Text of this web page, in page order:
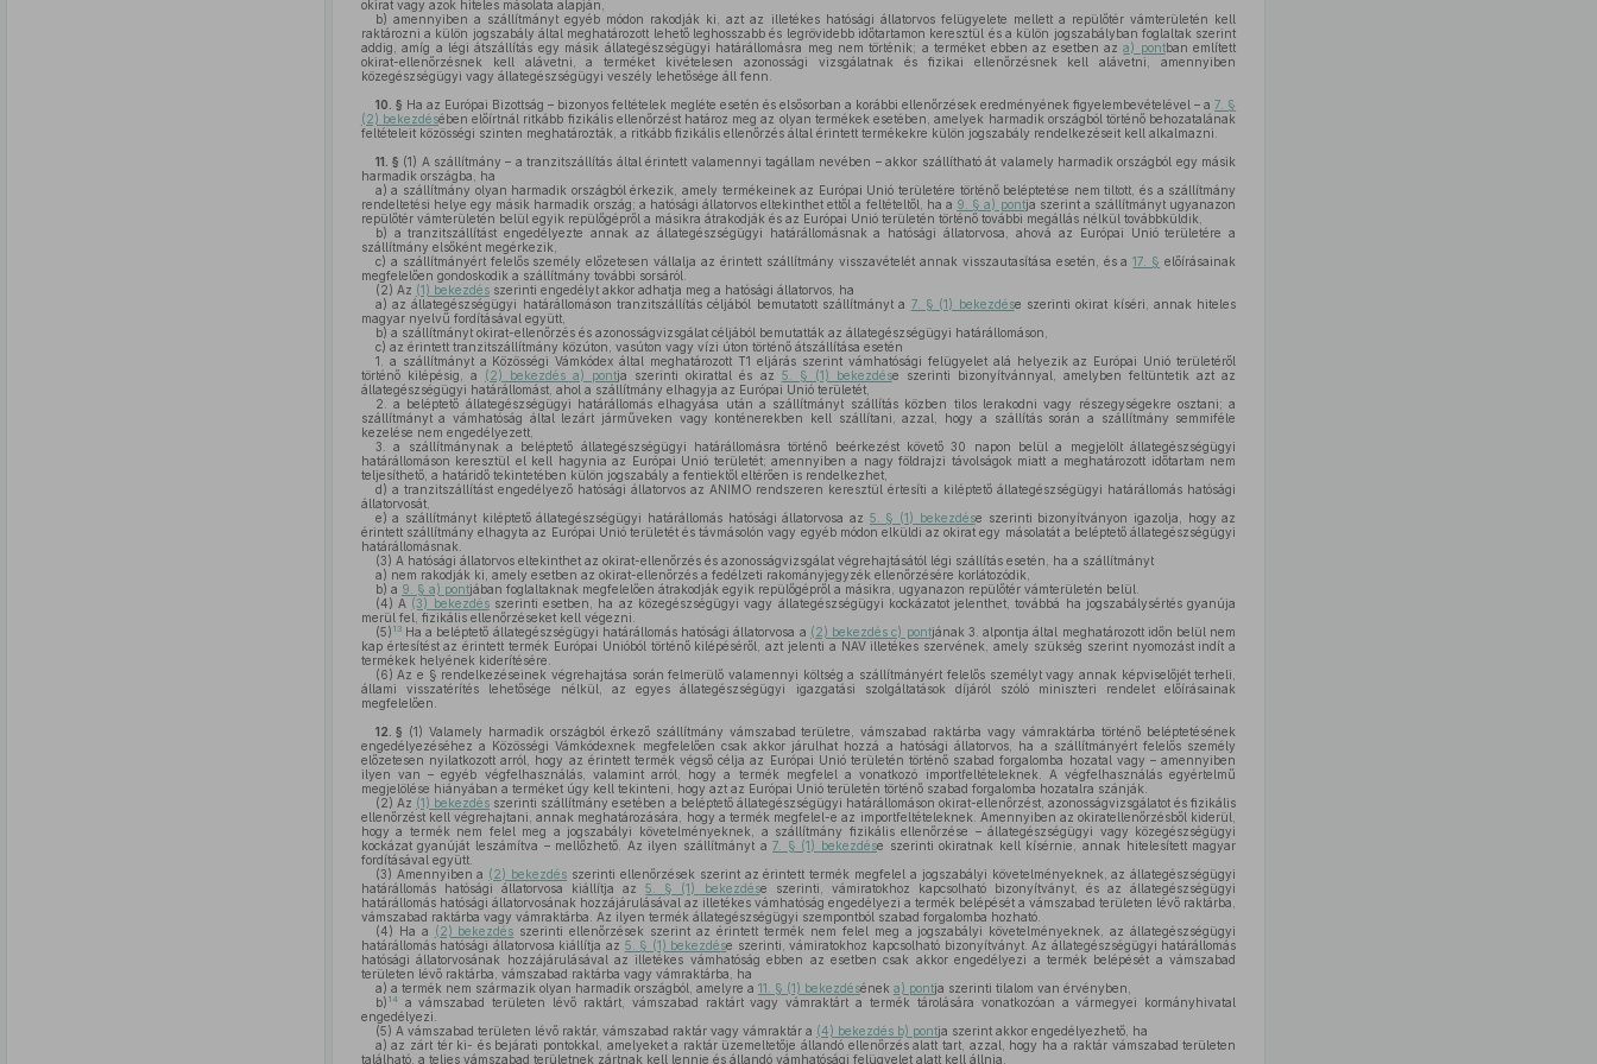
okirat vagy azok hiteles másolata alapján,
b) amennyiben a szállítmányt egyéb módon rakodják ki, azt az illetékes hatósági állatorvos felügyelete mellett a repülőtér vámterületén kell
raktározni a külön jogszabály által meghatározott lehető leghosszabb és legrövidebb időtartamon keresztül és a külön jogszabályban foglaltak szerint
addig, amíg a légi átszállítás egy másik állategészségügyi határállomásra meg nem történik; a terméket ebben az esetben aza) pontban említett
okirat-ellenőrzésnek kell alávetni, a terméket kivételesen azonossági vizsgálatnak és fizikai ellenőrzésnek kell alávetni, amennyiben
közegészségügyi vagy állategészségügyi veszély lehetősége áll fenn.
10. § Ha az Európai Bizottság – bizonyos feltételek megléte esetén és elsősorban a korábbi ellenőrzések eredményének figyelembevételével – a7. §
(2) bekezdésében előírtnál ritkább fizikális ellenőrzést határoz meg az olyan termékek esetében, amelyek harmadik országból történő behozatalának
feltételeit közösségi szinten meghatározták, a ritkább fizikális ellenőrzés által érintett termékekre külön jogszabály rendelkezéseit kell alkalmazni.
11. § (1) A szállítmány – a tranzitszállítás által érintett valamennyi tagállam nevében – akkor szállítható át valamely harmadik országból egy másik
harmadik országba, ha
a) a szállítmány olyan harmadik országból érkezik, amely termékeinek az Európai Unió területére történő beléptetése nem tiltott, és a szállítmány
rendeltetési helye egy másik harmadik ország; a hatósági állatorvos eltekinthet ettől a feltételtől, ha a 9. § a) pontja szerint a szállítmányt ugyanazon
repülőtér vámterületén belül egyik repülőgépről a másikra átrakodják és az Európai Unió területén történő további megállás nélkül továbbküldik,
b) a tranzitszállítást engedélyezte annak az állategészségügyi határállomásnak a hatósági állatorvosa, ahová az Európai Unió területére a
szállítmány elsőként megérkezik,
c) a szállítmányért felelős személy előzetesen vállalja az érintett szállítmány visszavételét annak visszautasítása esetén, és a17. § előírásainak
megfelelően gondoskodik a szállítmány további sorsáról.
(2) Az (1) bekezdésszerinti engedélyt akkor adhatja meg a hatósági állatorvos, ha
a) az állategészségügyi határállomáson tranzitszállítás céljából bemutatott szállítmányt a 7. § (1) bekezdése szerinti okirat kíséri, annak hiteles
magyar nyelvű fordításával együtt,
b) a szállítmányt okirat-ellenőrzés és azonosságvizsgálat céljából bemutatták az állategészségügyi határállomáson,
c) az érintett tranzitszállítmány közúton, vasúton vagy vízi úton történő átszállítása esetén
1. a szállítmányt a Közösségi Vámkódex által meghatározott T1 eljárás szerint vámhatósági felügyelet alá helyezik az Európai Unió területéről
történő kilépésig, a (2) bekezdés a) pontja szerinti okirattal és az 5. § (1) bekezdése szerinti bizonyítvánnyal, amelyben feltüntetik azt az
állategészségügyi határállomást, ahol a szállítmány elhagyja az Európai Unió területét,
2. a beléptető állategészségügyi határállomás elhagyása után a szállítmányt szállítás közben tilos lerakodni vagy részegységekre osztani; a
szállítmányt a vámhatóság által lezárt járműveken vagy konténerekben kell szállítani, azzal, hogy a szállítás során a szállítmány semmiféle
kezelése nem engedélyezett,
3. a szállítmánynak a beléptető állategészségügyi határállomásra történő beérkezést követő 30 napon belül a megjelölt állategészségügyi
határállomáson keresztül el kell hagynia az Európai Unió területét; amennyiben a nagy földrajzi távolságok miatt a meghatározott időtartam nem
teljesíthető, a határidő tekintetében külön jogszabály a fentiektől eltérően is rendelkezhet,
d) a tranzitszállítást engedélyező hatósági állatorvos az ANIMO rendszeren keresztül értesíti a kiléptető állategészségügyi határállomás hatósági
állatorvosát,
e) a szállítmányt kiléptető állategészségügyi határállomás hatósági állatorvosa az 5. § (1) bekezdése szerinti bizonyítványon igazolja, hogy az
érintett szállítmány elhagyta az Európai Unió területét és távmásolón vagy egyéb módon elküldi az okirat egy másolatát a beléptető állategészségügyi
határállomásnak.
(3) A hatósági állatorvos eltekinthet az okirat-ellenőrzés és azonosságvizsgálat végrehajtásától légi szállítás esetén, ha a szállítmányt
a) nem rakodják ki, amely esetben az okirat-ellenőrzés a fedélzeti rakományjegyzék ellenőrzésére korlátozódik,
b) a 9. § a) pontjában foglaltaknak megfelelően átrakodják egyik repülőgépről a másikra, ugyanazon repülőtér vámterületén belül.
(4) A (3) bekezdésszerinti esetben, ha az közegészségügyi vagy állategészségügyi kockázatot jelenthet, továbbá ha jogszabálysértés gyanúja
merül fel, fizikális ellenőrzéseket kell végezni.
(5) 13Ha a beléptető állategészségügyi határállomás hatósági állatorvosa a (2) bekezdés c) pontjának 3. alpontja által meghatározott időn belül nem
kap értesítést az érintett termék Európai Unióból történő kilépéséről, azt jelenti a NAV illetékes szervének, amely szükség szerint nyomozást indít a
termékek helyének kiderítésére.
(6) Az e § rendelkezéseinek végrehajtása során felmerülő valamennyi költség a szállítmányért felelős személyt vagy annak képviselőjét terheli,
állami visszatérítés lehetősége nélkül, az egyes állategészségügyi igazgatási szolgáltatások díjáról szóló miniszteri rendelet előírásainak
megfelelően.
12. § (1) Valamely harmadik országból érkező szállítmány vámszabad területre, vámszabad raktárba vagy vámraktárba történő beléptetésének
engedélyezéséhez a Közösségi Vámkódexnek megfelelően csak akkor járulhat hozzá a hatósági állatorvos, ha a szállítmányért felelős személy
előzetesen nyilatkozott arról, hogy az érintett termék végső célja az Európai Unió területén történő szabad forgalomba hozatal vagy – amennyiben
ilyen van – egyéb végfelhasználás, valamint arról, hogy a termék megfelel a vonatkozó importfeltételeknek. A végfelhasználás egyértelmű
megjelölése hiányában a terméket úgy kell tekinteni, hogy azt az Európai Unió területén történő szabad forgalomba hozatalra szánják.
(2) Az (1) bekezdés szerinti szállítmány esetében a beléptető állategészségügyi határállomáson okirat-ellenőrzést, azonosságvizsgálatot és fizikális
ellenőrzést kell végrehajtani, annak meghatározására, hogy a termék megfelel-e az importfeltételeknek. Amennyiben az okiratellenőrzésből kiderül,
hogy a termék nem felel meg a jogszabályi követelményeknek, a szállítmány fizikális ellenőrzése – állategészségügyi vagy közegészségügyi
kockázat gyanúját leszámítva – mellőzhető. Az ilyen szállítmányt a7. § (1) bekezdése szerinti okiratnak kell kísérnie, annak hitelesített magyar
fordításával együtt.
(3) Amennyiben a (2) bekezdés szerinti ellenőrzések szerint az érintett termék megfelel a jogszabályi követelményeknek, az állategészségügyi
határállomás hatósági állatorvosa kiállítja az5. § (1) bekezdése szerinti, vámiratokhoz kapcsolható bizonyítványt, és az állategészségügyi
határállomás hatósági állatorvosának hozzájárulásával az illetékes vámhatóság engedélyezi a termék belépését a vámszabad területen lévő raktárba,
vámszabad raktárba vagy vámraktárba. Az ilyen termék állategészségügyi szempontból szabad forgalomba hozható.
(4) Ha a (2) bekezdés szerinti ellenőrzések szerint az érintett termék nem felel meg a jogszabályi követelményeknek, az állategészségügyi
határállomás hatósági állatorvosa kiállítja az 5. § (1) bekezdése szerinti, vámiratokhoz kapcsolható bizonyítványt. Az állategészségügyi határállomás
hatósági állatorvosának hozzájárulásával az illetékes vámhatóság ebben az esetben csak akkor engedélyezi a termék belépését a vámszabad
területen lévő raktárba, vámszabad raktárba vagy vámraktárba, ha
a) a termék nem származik olyan harmadik országból, amelyre a 11. § (1) bekezdésének a) pontja szerinti tilalom van érvényben,
b) 14a vámszabad területen lévő raktárt, vámszabad raktárt vagy vámraktárt a termék tárolására vonatkozóan a vármegyei kormányhivatal
engedélyezi.
(5) A vámszabad területen lévő raktár, vámszabad raktár vagy vámraktár a (4) bekezdés b) pontja szerint akkor engedélyezhető, ha
a) az zárt tér ki- és bejárati pontokkal, amelyeket a raktár üzemeltetője állandó ellenőrzés alatt tart, azzal, hogy ha a raktár vámszabad területen
található, a teljes vámszabad területnek zártnak kell lennie és állandó vámhatósági felügyelet alatt kell állnia,